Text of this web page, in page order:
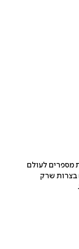
מספרים לעולם
בצרות שרק